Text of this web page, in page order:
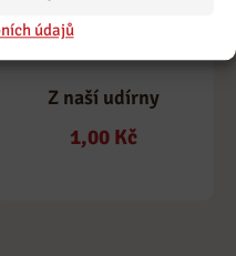
údajů
Z naší udírny
1,00 Kč